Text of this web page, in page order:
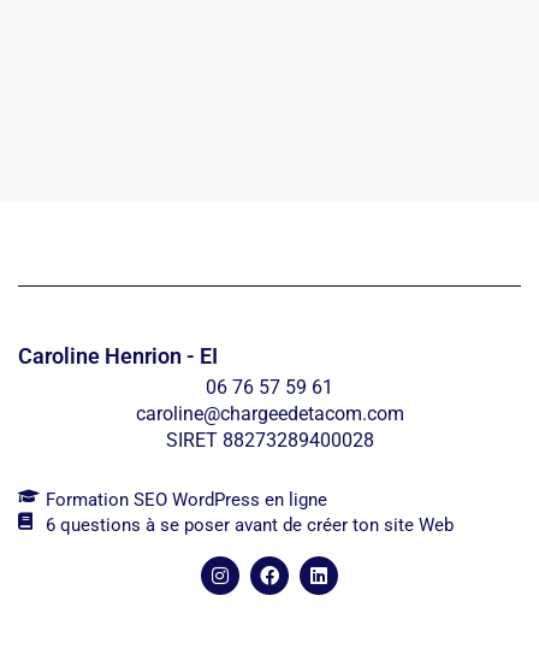
Caroline Henrion - EI
06 76 57 59 61
caroline@chargeedetacom.com
SIRET 88273289400028
Formation SEO WordPress en ligne
6 questions à se poser avant de créer ton site Web